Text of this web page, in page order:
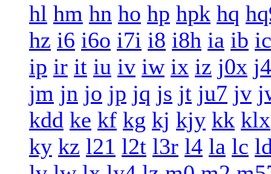
hl hm hn ho hp hpk hq
hz i6 i6o i7i i8 i8h ia ib ic
ip ir it iu iv iw ix iz j0x
jm jn jo jp jq js jt ju7 jv
kdd ke kf kg kj kjy kk klx
ky kz l21 l2t l3r l4 la lc